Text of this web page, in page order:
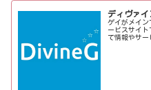
ディヴァ
ゲイがメイン
ービスサイト
て情報やサ